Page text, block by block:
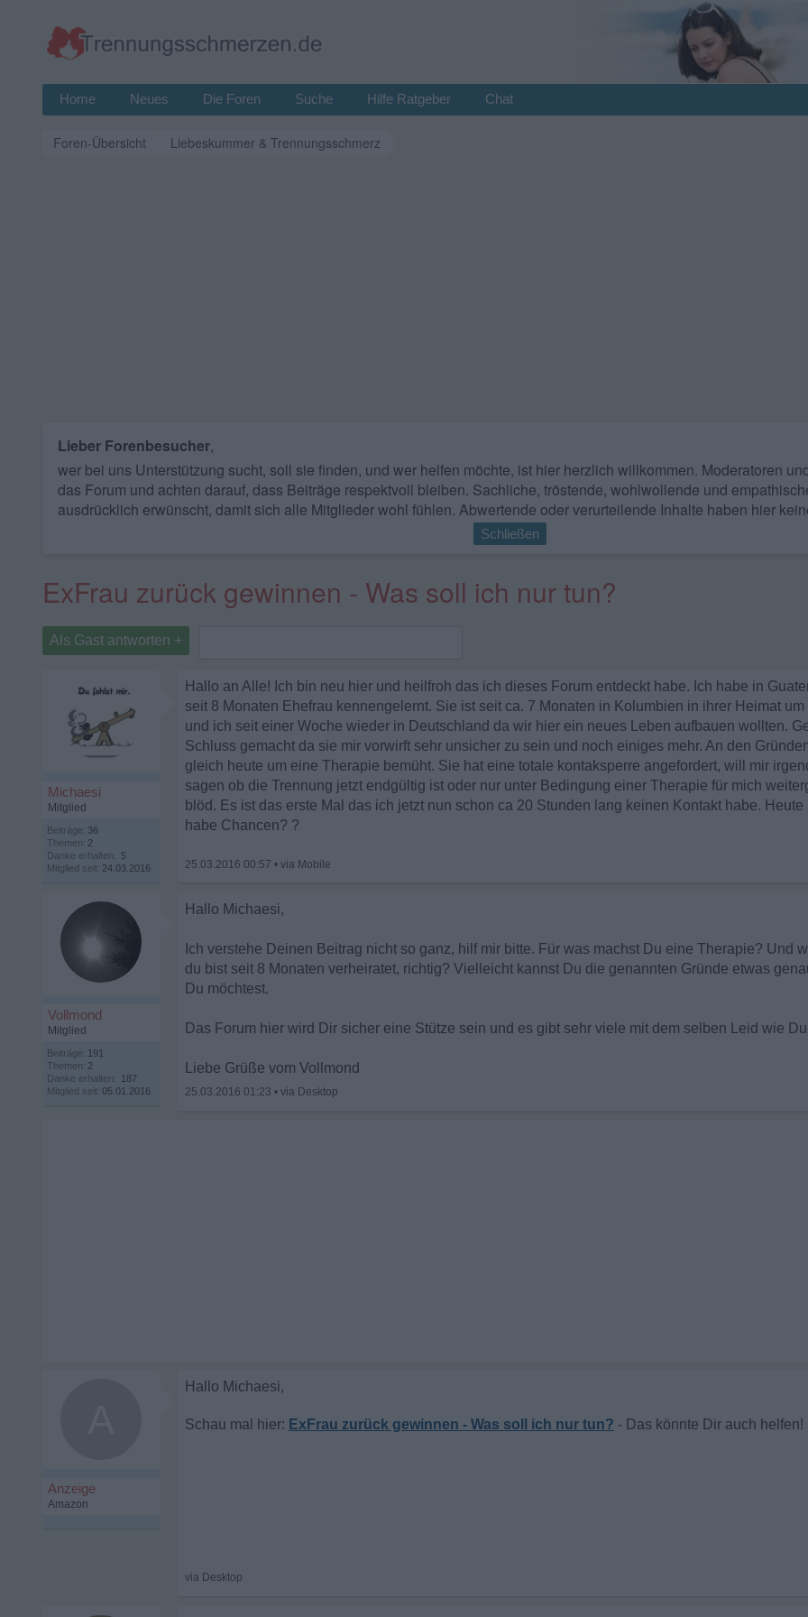
Home Neues Die Foren Suche Hilfe Ratgeber Chat
Foren-Übersicht Liebeskummer & Trennungsschmerz
Lieber Forenbesucher,
wer bei uns Unterstützung sucht, soll sie finden, und wer helfen möchte, ist hier herzlich willkommen. Moderatoren
das Forum und achten darauf, dass Beiträge respektvoll bleiben. Sachliche, tröstende, wohlwollende und
ausdrücklich erwünscht, damit sich alle Mitglieder wohl fühlen. Abwertende oder verurteilende Inhalte haben hier
Schließen
ExFrau zurück gewinnen - Was soll ich nur tun?
Als Gast antworten +
Michaesi
Mitglied
Beiträge: 36
Themen: 2
Danke erhalten: 5
Mitglied seit: 24.03.2016
Hallo an Alle! Ich bin neu hier und heilfroh das ich dieses Forum entdeckt habe. Ich habe in
seit 8 Monaten Ehefrau kennengelernt. Sie ist seit ca. 7 Monaten in Kolumbien in ihrer Heimat
und ich seit einer Woche wieder in Deutschland da wir hier ein neues Leben aufbauen wollten.
Schluss gemacht da sie mir vorwirft sehr unsicher zu sein und noch einiges mehr. An den
gleich heute um eine Therapie bemüht. Sie hat eine totale kontaksperre angefordert, will mir
sagen ob die Trennung jetzt endgültig ist oder nur unter Bedingung einer Therapie für mich
blöd. Es ist das erste Mal das ich jetzt nun schon ca 20 Stunden lang keinen Kontakt habe.
habe Chancen? ?
25.03.2016 00:57 •
Vollmond
Mitglied
Beiträge: 191
Themen: 2
Danke erhalten: 187
Mitglied seit: 05.01.2016
Hallo Michaesi,
Ich verstehe Deinen Beitrag nicht so ganz, hilf mir bitte. Für was machst Du eine Therapie? Und
du bist seit 8 Monaten verheiratet, richtig? Vielleicht kannst Du die genannten Gründe etwas
Du möchtest.
Das Forum hier wird Dir sicher eine Stütze sein und es gibt sehr viele mit dem selben Leid wie
Liebe Grüße vom Vollmond
25.03.2016 01:23 •
ExFrau zurück gewinnen - Was soll ich nur tun?